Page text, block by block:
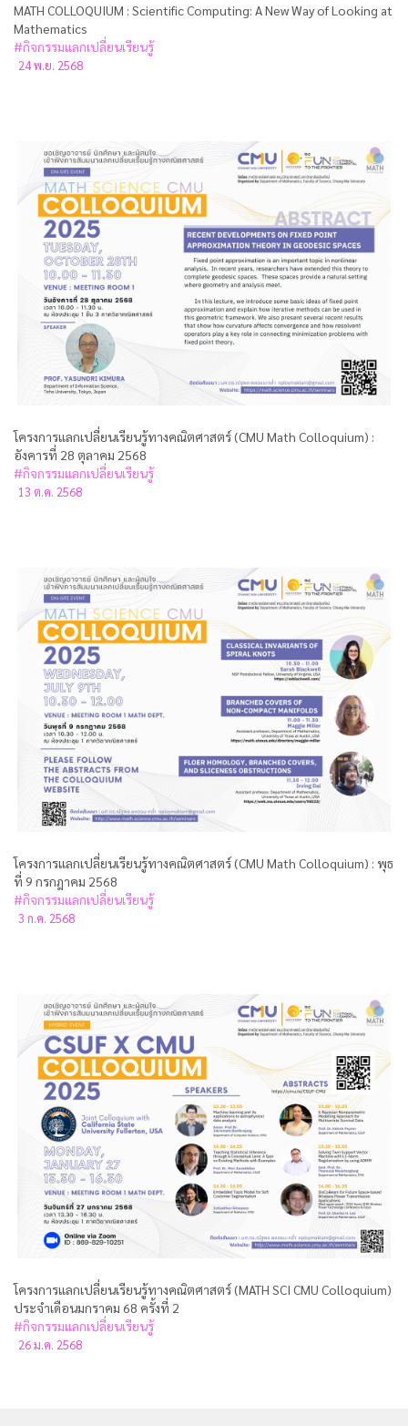
MATH COLLOQUIUM : Scientific Computing: A New Way of Looking at
Mathematics
#กิจกรรมแลกเปลี่ยนเรียนรู้
24 พ.ย. 2568
โครงการแลกเปลี่ยนเรียนรู้ทางคณิตศาสตร์ (CMU Math Colloquium) :
อังคารที่ 28 ตุลาคม 2568
#กิจกรรมแลกเปลี่ยนเรียนรู้
13 ต.ค. 2568
โครงการแลกเปลี่ยนเรียนรู้ทางคณิตศาสตร์ (CMU Math Colloquium) : พุธ
ที่ 9 กรกฎาคม 2568
#กิจกรรมแลกเปลี่ยนเรียนรู้
3 ก.ค. 2568
โครงการแลกเปลี่ยนเรียนรู้ทางคณิตศาสตร์ (MATH SCI CMU Colloquium)
ประจำเดือนมกราคม 68 ครั้งที่ 2
#กิจกรรมแลกเปลี่ยนเรียนรู้
26 ม.ค. 2568